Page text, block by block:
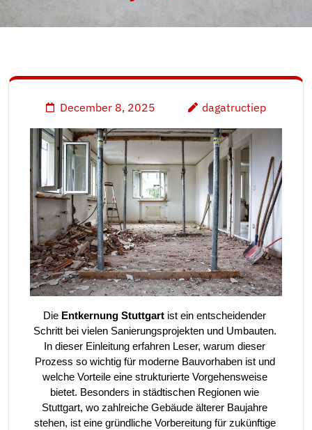
December 8, 2025 dagatructiep
Die Entkernung Stuttgart ist ein entscheidender
Schritt bei vielen Sanierungsprojekten und Umbauten.
In dieser Einleitung erfahren Leser, warum dieser
Prozess so wichtig für moderne Bauvorhaben ist und
welche Vorteile eine strukturierte Vorgehensweise
bietet. Besonders in städtischen Regionen wie
Stuttgart, wo zahlreiche Gebäude älterer Baujahre
stehen, ist eine gründliche Vorbereitung für zukünftige